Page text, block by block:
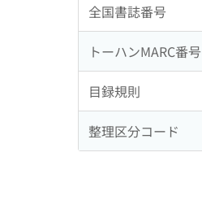
全国書誌番号
トーハンMARC番号
目録規則
整理区分コード